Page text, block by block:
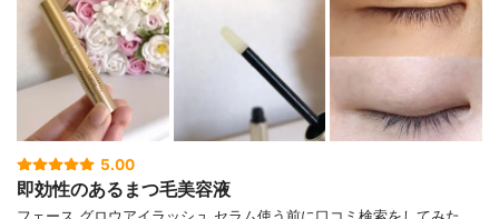
5.00
即効性のあるまつ毛美容液